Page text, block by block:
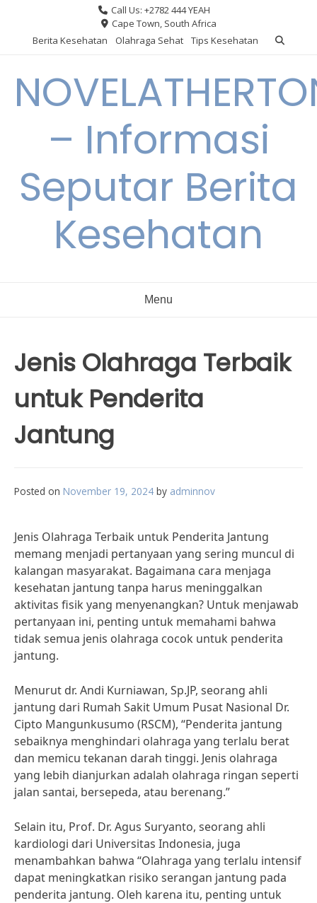
content
Call Us: +2782 444 YEAH
Cape Town, South Africa
Berita Kesehatan
Olahraga Sehat Tips Kesehatan
– Informasi
Seputar Berita
Kesehatan
Menu
Jenis Olahraga Terbaik
untuk Penderita
Jantung
Posted on November 19, 2024 by adminnov
Jenis Olahraga Terbaik untuk Penderita Jantung
memang menjadi pertanyaan yang sering muncul di
kalangan masyarakat. Bagaimana cara menjaga
kesehatan jantung tanpa harus meninggalkan
aktivitas fisik yang menyenangkan? Untuk menjawab
pertanyaan ini, penting untuk memahami bahwa
tidak semua jenis olahraga cocok untuk penderita
jantung.
Menurut dr. Andi Kurniawan, Sp.JP, seorang ahli
jantung dari Rumah Sakit Umum Pusat Nasional Dr.
Cipto Mangunkusumo (RSCM), “Penderita jantung
sebaiknya menghindari olahraga yang terlalu berat
dan memicu tekanan darah tinggi. Jenis olahraga
yang lebih dianjurkan adalah olahraga ringan seperti
jalan santai, bersepeda, atau berenang.”
Selain itu, Prof. Dr. Agus Suryanto, seorang ahli
kardiologi dari Universitas Indonesia, juga
menambahkan bahwa “Olahraga yang terlalu intensif
dapat meningkatkan risiko serangan jantung pada
penderita jantung. Oleh karena itu, penting untuk